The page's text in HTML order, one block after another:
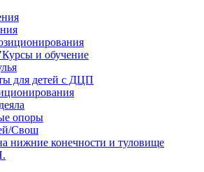
и обучение
для детей с ДЦП
опоры
Свош
нижние конечности и туловище